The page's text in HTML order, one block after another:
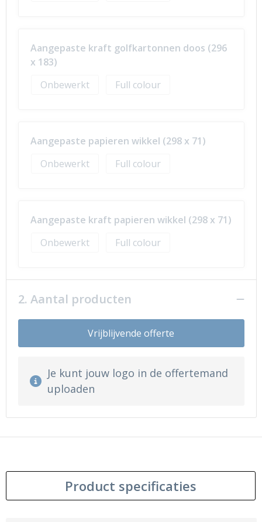
Aangepaste kraft golfkartonnen doos (296
x 183)
Onbewerkt
Full colour
Aangepaste papieren wikkel (298 x 71)
Onbewerkt
Full colour
Aangepaste kraft papieren wikkel (298 x 71)
Onbewerkt
Full colour
2. Aantal producten
Vrijblijvende offerte
Je kunt jouw logo in de offertemand
uploaden
Product specificaties